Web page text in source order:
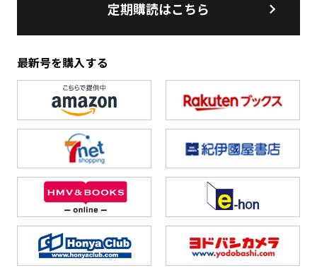
定期購読はこちら
最新号を購入する